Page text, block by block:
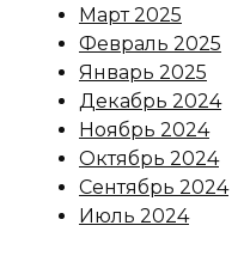
Март 2025
Февраль 2025
Январь 2025
Декабрь 2024
Ноябрь 2024
Октябрь 2024
Сентябрь 2024
Июль 2024